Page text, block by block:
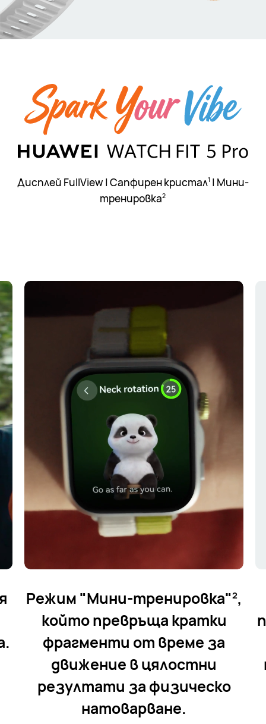
Дисплей FullView | Сапфирен кристал1 | Мини-
тренировка2
Режим "Мини-тренировка"2,
който превръща кратки
фрагменти от време за
движение в цялостни
резултати за физическо
натоварване.